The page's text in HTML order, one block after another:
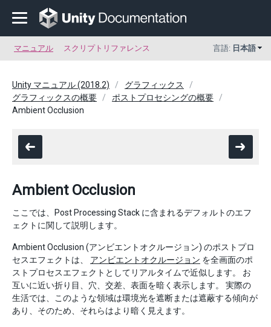
マニュアル スクリプトリファレンス 言語: 日本語
Unity マニュアル (2018.2)
グラフィックス
グラフィックスの概要
ポストプロセシングの概要
Ambient Occlusion
Ambient Occlusion
ここでは、Post Processing Stack に含まれるデフォルトのエフ
ェクトに関して説明します。
Ambient Occlusion (アンビエントオクルージョン) のポストプロ
セスエフェクトは、 アンビエントオクルージョン を全画面のポ
ストプロセスエフェクトとしてリアルタイムで近似します。 お
互いに近い折り目、穴、交差、表面を暗く表示します。 実際の
生活では、このような領域は環境光を遮断または遮蔽する傾向が
あり、そのため、それらはより暗く見えます。